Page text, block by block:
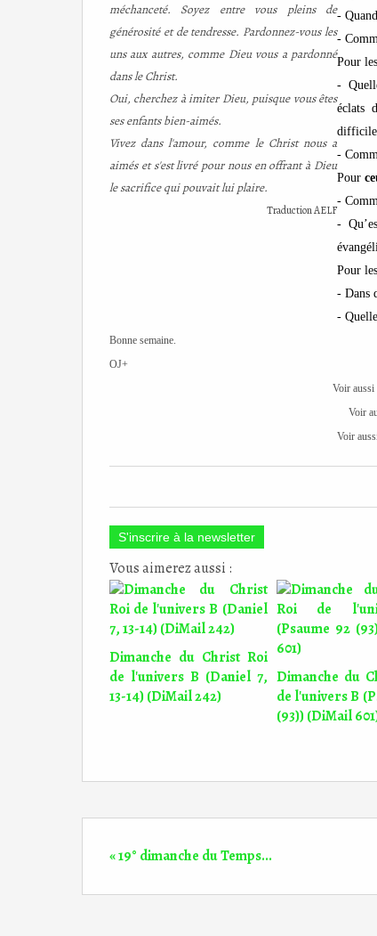
méchanceté. Soyez entre vous pleins de
générosité et de tendresse. Pardonnez-vous les
uns aux autres, comme Dieu vous a pardonné
dans le Christ.
Oui, cherchez à imiter Dieu, puisque vous êtes
ses enfants bien-aimés.
Vivez dans l'amour, comme le Christ nous a
aimés et s'est livré pour nous en offrant à Dieu
le sacrifice qui pouvait lui plaire.
Traduction AELF
-
-
Pour les
-
éclats
-
Pour
-
-
Pour les
- Dans
-
Bonne semaine.
OJ+
Voir
Voir
Voir
S'inscrire à la newsletter
Vous aimerez aussi :
Dimanche du Christ Roi
de l'univers B (Daniel 7,
13-14) (DiMail 242)
Dimanche du
de l'univers B
(93)) (DiMail
« 19° dimanche du Temps...